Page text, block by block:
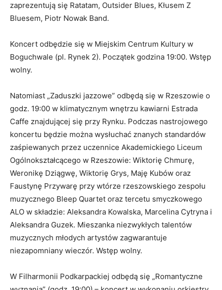
zaprezentują się Ratatam, Outsider Blues, Kłusem Z
Bluesem, Piotr Nowak Band.
Koncert odbędzie się w Miejskim Centrum Kultury w
Boguchwale (pl. Rynek 2). Początek godzina 19:00. Wstęp
wolny.
Natomiast „Zaduszki jazzowe” odbędą się w Rzeszowie o
godz. 19:00 w klimatycznym wnętrzu kawiarni Estrada
Caffe znajdującej się przy Rynku. Podczas nastrojowego
koncertu będzie można wysłuchać znanych standardów
zaśpiewanych przez uczennice Akademickiego Liceum
Ogólnokształcącego w Rzeszowie: Wiktorię Chmurę,
Weronikę Dziągwę, Wiktorię Grys, Maję Kubów oraz
Faustynę Przywarę przy wtórze rzeszowskiego zespołu
muzycznego Bleep Quartet oraz tercetu smyczkowego
ALO w składzie: Aleksandra Kowalska, Marcelina Cytryna i
Aleksandra Guzek. Mieszanka niezwykłych talentów
muzycznych młodych artystów zagwarantuje
niezapomniany wieczór. Wstęp wolny.
W Filharmonii Podkarpackiej odbędą się „Romantyczne